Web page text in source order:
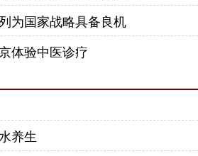
为国家战略具备良机
体验中医诊疗
养生